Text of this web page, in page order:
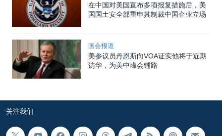
在中国对美国宣布多项报复措施后，美
国国土安全部重申其制裁中国企业立场
国会报道
美参议员丹恩斯向VOA证实他将于近期
访华，为美中峰会铺路
关注我们